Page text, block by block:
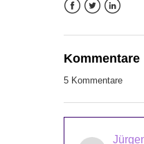
Kommentare
5 Kommentare